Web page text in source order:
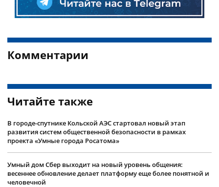
Комментарии
Читайте также
В городе-спутнике Кольской АЭС стартовал новый этап
развития систем общественной безопасности в рамках
проекта «Умные города Росатома»
Умный дом Сбер выходит на новый уровень общения:
весеннее обновление делает платформу еще более понятной и
человечной